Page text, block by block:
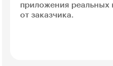
приложения
от заказчика.